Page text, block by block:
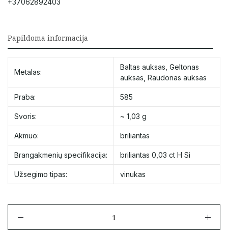
+37062892403
Papildoma informacija
Metalas:
Baltas auksas Geltonas
auksas Raudonas auksas
Praba: 585
Svoris: ~ 1,03 g
Akmuo: briliantas
Brangakmenių specifikacija: briliantas 0,03 сt H Si
Užsegimo tipas: vinukas
Auksiniai